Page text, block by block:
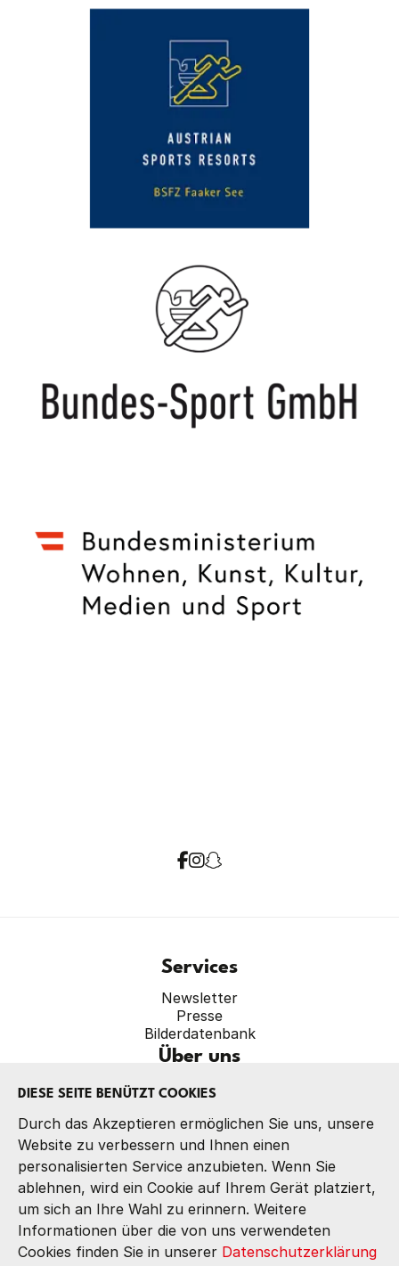
DIESE SEITE BENÜTZT COOKIES
Durch das Akzeptieren ermöglichen Sie uns, unsere
Website zu verbessern und Ihnen einen
personalisierten Service anzubieten. Wenn Sie
ablehnen, wird ein Cookie auf Ihrem Gerät platziert,
um sich an Ihre Wahl zu erinnern. Weitere
Informationen über die von uns verwendeten
Cookies finden Sie in unserer Datenschutzerklärung
Services
Newsletter
Presse
Bilderdatenbank
Über uns
Verband
Referate
Kontakt
IMPRESSUM
DATENSCHUTZ